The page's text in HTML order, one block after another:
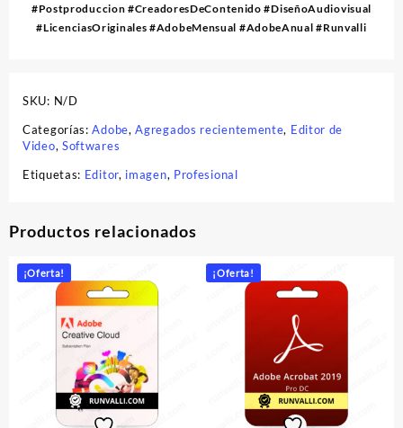
#Postproduccion #CreadoresDeContenido #DiseñoAudiovisual
#LicenciasOriginales #AdobeMensual #AdobeAnual #Runvalli
SKU: N/D
Categorías:Adobe,Agregados recientemente, Editor de
Video, Softwares
Etiquetas: Editor, imagen, Profesional
Productos relacionados
¡Oferta! ¡Oferta!